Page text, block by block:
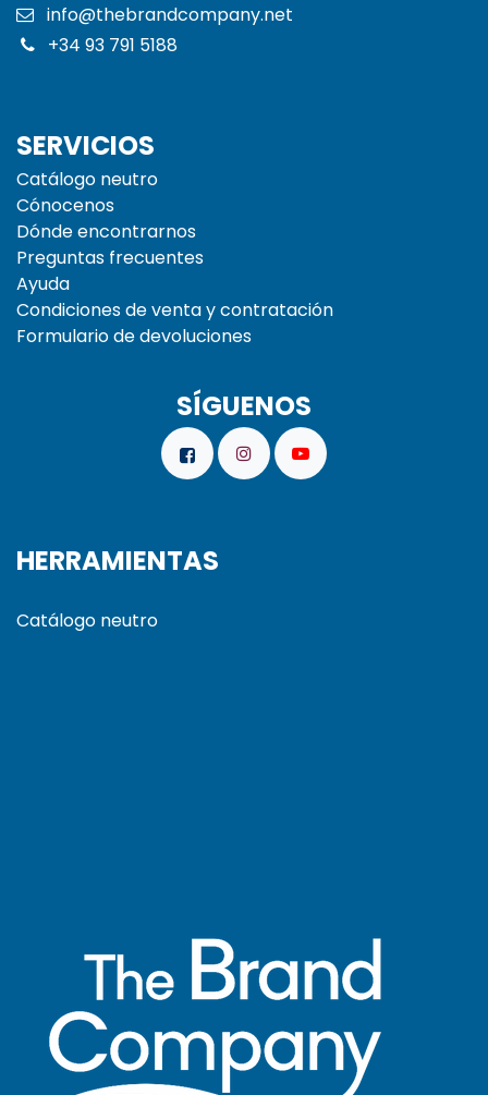
info@thebrandcompany.net
+34 93 791 5188
SERVICIOS
Catálogo neutro
Cónocenos
Dónde encontrarnos
Preguntas frecuentes
Ayuda
Condiciones de venta y contratación
Formulario de devoluciones
SÍGUENOS
HERRAMIENTAS
Catálogo neutro